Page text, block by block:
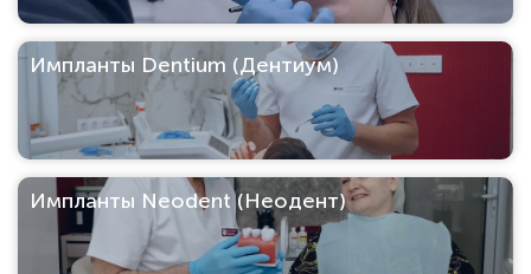
Импланты Dentium (Дентиум)
Импланты Neodent (Неодент)